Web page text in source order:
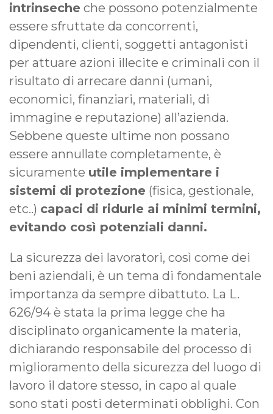
intrinseche che possono potenzialmente
essere sfruttate da concorrenti,
dipendenti, clienti, soggetti antagonisti
per attuare azioni illecite e criminali con il
risultato di arrecare danni (umani,
economici, finanziari, materiali, di
immagine e reputazione) all’azienda.
Sebbene queste ultime non possano
essere annullate completamente, è
sicuramente utile implementare i
sistemi di protezione (fisica, gestionale,
etc..) capaci di ridurle ai minimi termini,
evitando così potenziali danni.
La sicurezza dei lavoratori, così come dei
beni aziendali, è un tema di fondamentale
importanza da sempre dibattuto. La L.
626/94 è stata la prima legge che ha
disciplinato organicamente la materia,
dichiarando responsabile del processo di
miglioramento della sicurezza del luogo di
lavoro il datore stesso, in capo al quale
sono stati posti determinati obblighi. Con